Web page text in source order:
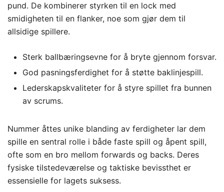
pund. De kombinerer styrken til en lock med
smidigheten til en flanker, noe som gjør dem til
allsidige spillere.
Sterk ballbæringsevne for å bryte gjennom forsvar.
God pasningsferdighet for å støtte baklinjespill.
Lederskapskvaliteter for å styre spillet fra bunnen
av scrums.
Nummer åttes unike blanding av ferdigheter lar dem
spille en sentral rolle i både faste spill og åpent spill,
ofte som en bro mellom forwards og backs. Deres
fysiske tilstedeværelse og taktiske bevissthet er
essensielle for lagets suksess.